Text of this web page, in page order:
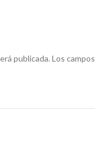
publicada. Los campos